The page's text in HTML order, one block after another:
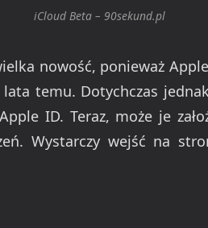
iCloud Beta – 90sekund.pl
nowość, ponieważ
temu. Dotychczas
ID. Teraz, może je
Wystarczy wejść na